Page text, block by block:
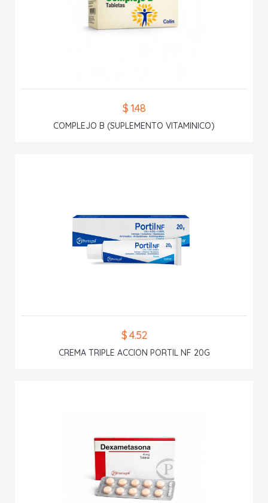
$ 1.48
COMPLEJO B (SUPLEMENTO VITAMINICO)
$ 4.52
CREMA TRIPLE ACCION PORTIL NF 20G